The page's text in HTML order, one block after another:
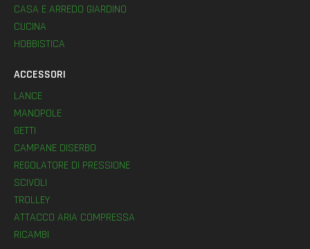
CASA E ARREDO GIARDINO
CUCINA
HOBBISTICA
ACCESSORI
LANCE
MANOPOLE
GETTI
CAMPANE DISERBO
REGOLATORE DI PRESSIONE
SCIVOLI
TROLLEY
ATTACCO ARIA COMPRESSA
RICAMBI